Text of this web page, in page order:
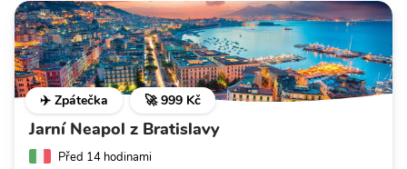
✈️ Zpátečka 🚀 999 Kč
Jarní Neapol z Bratislavy
Před 14 hodinami